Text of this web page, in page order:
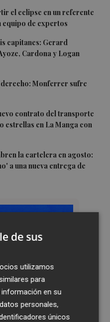
el eclipse en un referente
de expertos
capitanes: Gerard
Cardona y Logan
Monferrer sufre
contrato del transporte
estrellas en La Manga con
la cartelera en agosto:
a una nueva entrega de
de sus
utilizamos
para
en su
personales,
únicos